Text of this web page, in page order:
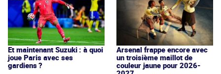
Et maintenant Suzuki : à quoi
joue Paris avec ses
gardiens ?
Arsenal frappe encore avec
un troisième maillot de
couleur jaune pour 2026-